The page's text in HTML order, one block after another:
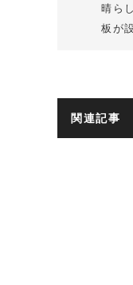
晴ら
板が
関連記事